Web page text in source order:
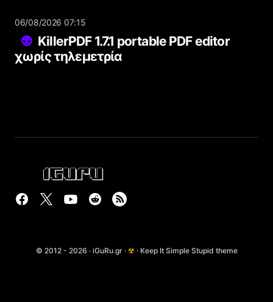
06/08/2026 07:15
KillerPDF 1.7.1 portable PDF editor
χωρίς τηλεμετρία
© 2012 - 2026 · iGuRu.gr · ☢ · Keep It Simple Stupid theme